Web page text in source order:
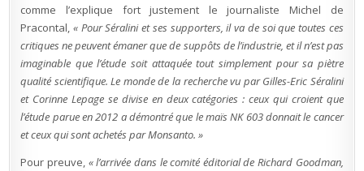
comme l’explique fort justement le journaliste Michel de
Pracontal, « Pour Séralini et ses supporters, il va de soi que toutes ces
critiques ne peuvent émaner que de suppôts de l’industrie, et il n’est pas
imaginable que l’étude soit attaquée tout simplement pour sa piètre
qualité scientifique. Le monde de la recherche vu par Gilles-Eric Séralini
et Corinne Lepage se divise en deux catégories : ceux qui croient que
l’étude parue en 2012 a démontré que le maïs NK 603 donnait le cancer
et ceux qui sont achetés par Monsanto. »
Pour preuve, « l’arrivée dans le comité éditorial de Richard Goodman,